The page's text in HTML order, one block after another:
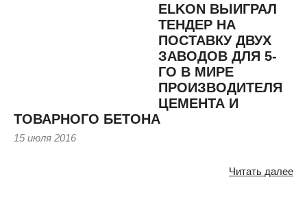
ELKON ВЫИГРАЛ
ТЕНДЕР НА
ПОСТАВКУ ДВУХ
ЗАВОДОВ ДЛЯ 5-
ГО В МИРЕ
ПРОИЗВОДИТЕЛЯ
ЦЕМЕНТА И
ТОВАРНОГО БЕТОНА
15 июля 2016
Читать далее